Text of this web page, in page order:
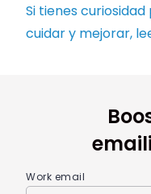
Si tienes
cuidar y mejorar,
Work email